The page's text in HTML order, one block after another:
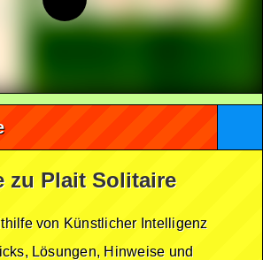
zu Plait Solitaire
von Künstlicher Intelligenz
Lösungen, Hinweise und